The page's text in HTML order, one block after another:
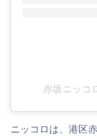
赤坂ニッコ
ニッコロは、港区